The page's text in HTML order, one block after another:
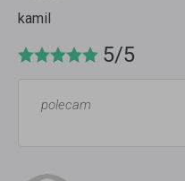
kamil
5/5
polecam